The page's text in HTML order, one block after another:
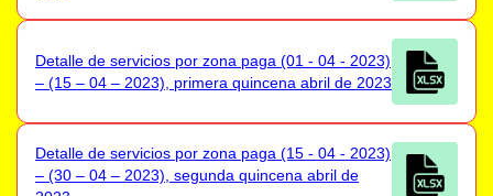
Detalle de servicios por zona paga (01 - 04 - 2023)
– (15 – 04 – 2023), primera quincena abril de 2023
Detalle de servicios por zona paga (15 - 04 - 2023)
– (30 – 04 – 2023), segunda quincena abril de